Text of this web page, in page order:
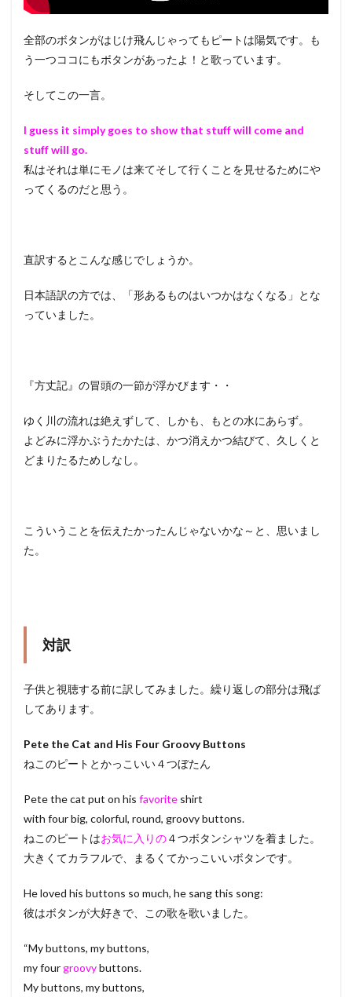
全部のボタンがはじけ飛んじゃってもピートは陽気です。も
う一つココにもボタンがあったよ！と歌っています。
そしてこの一言。
I guess it simply goes to show that stuff will come and
stuff will go.
私はそれは単にモノは来てそして行くことを見せるためにや
ってくるのだと思う。
直訳するとこんな感じでしょうか。
日本語訳の方では、「形あるものはいつかはなくなる」とな
っていました。
『方丈記』の冒頭の一節が浮かびます・・
ゆく川の流れは絶えずして、しかも、もとの水にあらず。
よどみに浮かぶうたかたは、かつ消えかつ結びて、久しくと
どまりたるためしなし。
こういうことを伝えたかったんじゃないかな～と、思いまし
た。
対訳
子供と視聴する前に訳してみました。繰り返しの部分は飛ば
してあります。
Pete the Cat and His Four Groovy Buttons
ねこのピートとかっこいい４つぼたん
Pete the cat put on his favorite shirt
with four big, colorful, round, groovy buttons.
ねこのピートはお気に入りの４つボタンシャツを着ました。
大きくてカラフルで、まるくてかっこいいボタンです。
He loved his buttons so much, he sang this song:
彼はボタンが大好きで、この歌を歌いました。
“My buttons, my buttons,
my fourgroovybuttons.
My buttons, my buttons,